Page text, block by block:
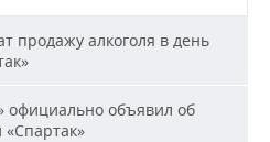
продажу алкоголя в день
официально объявил об
«Спартак»